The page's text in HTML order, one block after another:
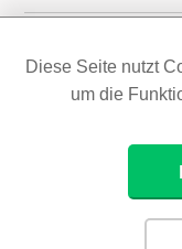
Diese Seite nutzt
um die